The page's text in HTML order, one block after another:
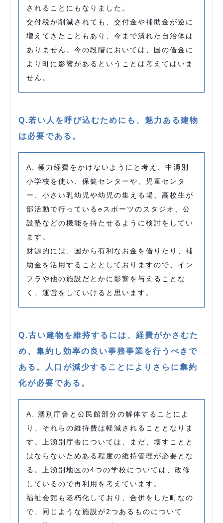
されることにもなりました。
交付税が削減されても、交付金や補助金が逆に
増えてきたこともあり、今まで潰れた自治体は
ありません。今の段階においては、国の借金に
より町に影響があるということは考えてはいま
せん。
Q.若い人を呼び込むためにも、魅力ある建物
は必要である。
A. 極力経費をかけないようにと考え、中湧別
小学校を使い、保健センターや、児童センタ
ー、小さい乳幼児や幼児の集える場、高校生が
部活動で行っているeスポーツのスタジオ、公
設塾などの機能を持たせるように検討をしてい
ます。
財源的には、国から有利なお金を借りたり、補
助金を活用することとしておりますので、イン
フラや他の施設だとかに影響を与えることな
く、運営をしていけると思います。
Q.古い建物を維持するには、経費がかさむた
め、集約し効率の良い事務事業を行うべきで
ある。人口が減少することによりさらに集約
化が必要である。
A. 湧別庁舎と公民館部分の解体することによ
り、それらの維持費は軽減されることとなりま
す。上湧別庁舎については、まだ、壊すことと
はならないためある程度の維持管理が必要とな
る。上湧別地区の4つの学校については、改修
しているので再利用を考えています。
福祉会館も老朽化しており、合併をした町なの
で、同じような施設が2つあるものについて